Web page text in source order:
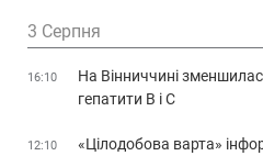
3 Серпня
16:10
На Вінниччині
гепатити В і С
12:10
«Цілодобова варта»